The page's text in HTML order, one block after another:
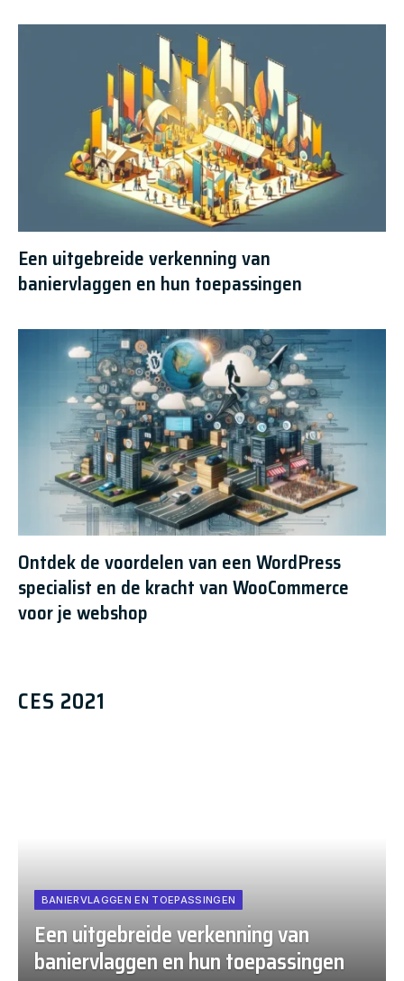
Een uitgebreide verkenning van
baniervlaggen en hun toepassingen
Ontdek de voordelen van een WordPress
specialist en de kracht van WooCommerce
voor je webshop
CES 2021
BANIERVLAGGEN EN TOEPASSINGEN
Een uitgebreide verkenning van
baniervlaggen en hun toepassingen